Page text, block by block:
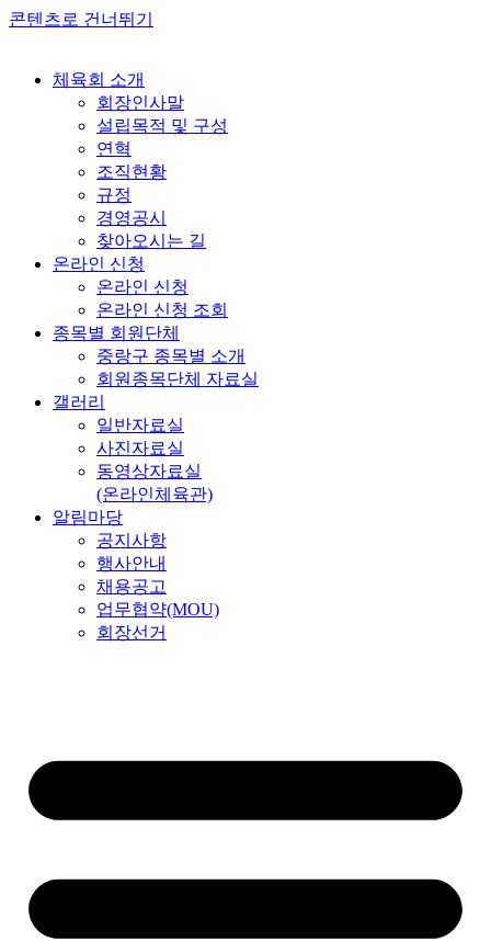
콘텐츠로 건너뛰기
체육회 소개
회장인사말
설립목적 및 구성
연혁
조직현황
규정
경영공시
찾아오시는 길
온라인 신청
온라인 신청
온라인 신청 조회
종목별 회원단체
중랑구 종목별 소개
회원종목단체 자료실
갤러리
일반자료실
사진자료실
동영상자료실
(온라인체육관)
알림마당
공지사항
행사안내
채용공고
업무협약(MOU)
회장선거